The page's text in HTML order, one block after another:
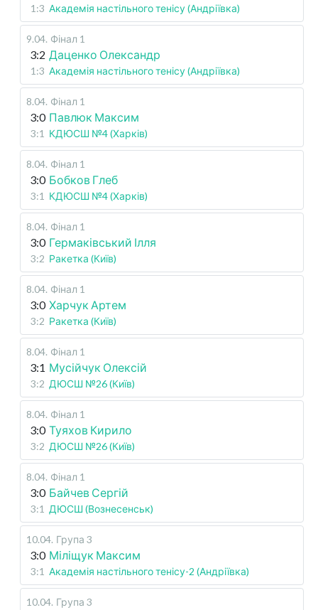
1:3 Академія настільного тенісу (Андріївка)
9.04. Фінал 1
3:2 Даценко Олександр
1:3 Академія настільного тенісу (Андріївка)
8.04. Фінал 1
3:0 Павлюк Максим
3:1 КДЮСШ №4 (Харків)
8.04. Фінал 1
3:0 Бобков Глеб
3:1 КДЮСШ №4 (Харків)
8.04. Фінал 1
3:0 Гермаківський Ілля
3:2 Ракетка (Київ)
8.04. Фінал 1
3:0 Харчук Артем
3:2 Ракетка (Київ)
8.04. Фінал 1
3:1 Мусійчук Олексій
3:2 ДЮСШ №26 (Київ)
8.04. Фінал 1
3:0 Туяхов Кирило
3:2 ДЮСШ №26 (Київ)
8.04. Фінал 1
3:0 Байчев Сергій
3:1 ДЮСШ (Вознесенськ)
10.04. Група 3
3:0 Міліщук Максим
3:1 Академія настільного тенісу-2 (Андріївка)
10.04. Група 3